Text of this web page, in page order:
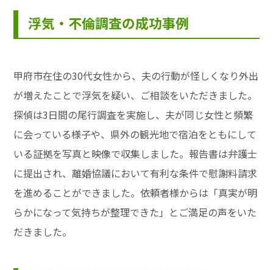
浮気・不倫調査の成功事例
甲府市在住の30代女性から、夫の行動が怪しくなり外出
が増えたことで浮気を疑い、ご相談をいただきました。
探偵は3日間の尾行調査を実施し、夫が同じ女性と頻繁
に会っている様子や、県外の観光地で宿泊をともにして
いる証拠を写真と映像で収集しました。報告書は弁護士
に提出され、離婚協議において有利な条件で慰謝料請求
を進めることができました。依頼者様からは「真実が明
らかになって気持ちが整理できた」とご満足の声をいた
だきました。